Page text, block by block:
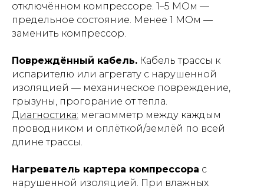
отключённом компрессоре. 1–5 МОм —
предельное состояние. Менее 1 МОм —
заменить компрессор.
Повреждённый кабель. Кабель трассы к
испарителю или агрегату с нарушенной
изоляцией — механическое повреждение,
грызуны, прогорание от тепла.
Диагностика: мегаомметр между каждым
проводником и оплёткой/землёй по всей
длине трассы.
Нагреватель картера компрессора с
нарушенной изоляцией. При влажных